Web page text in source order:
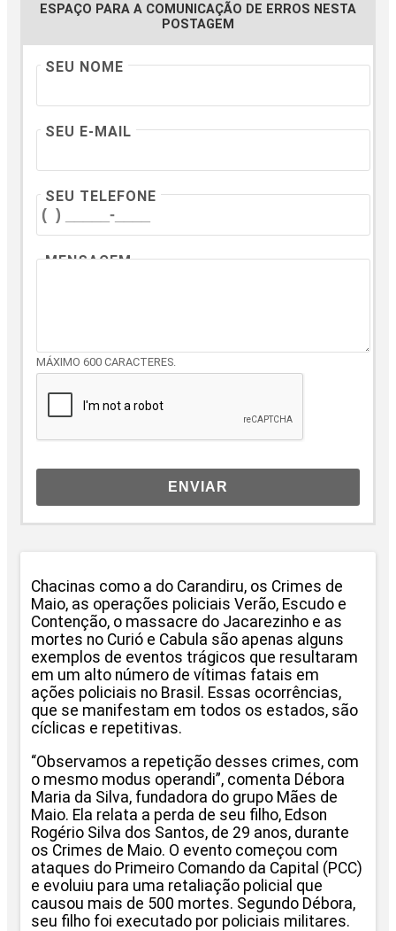
ESPAÇO PARA A COMUNICAÇÃO DE ERROS NESTA
POSTAGEM
SEU NOME
SEU E-MAIL
SEU TELEFONE
MENSAGEM
MÁXIMO 600 CARACTERES.
ENVIAR
Chacinas como a do Carandiru, os Crimes de
Maio, as operações policiais Verão, Escudo e
Contenção, o massacre do Jacarezinho e as
mortes no Curió e Cabula são apenas alguns
exemplos de eventos trágicos que resultaram
em um alto número de vítimas fatais em
ações policiais no Brasil. Essas ocorrências,
que se manifestam em todos os estados, são
cíclicas e repetitivas.
“Observamos a repetição desses crimes, com
o mesmo modus operandi”, comenta Débora
Maria da Silva, fundadora do grupo Mães de
Maio. Ela relata a perda de seu filho, Edson
Rogério Silva dos Santos, de 29 anos, durante
os Crimes de Maio. O evento começou com
ataques do Primeiro Comando da Capital (PCC)
e evoluiu para uma retaliação policial que
causou mais de 500 mortes. Segundo Débora,
seu filho foi executado por policiais militares.